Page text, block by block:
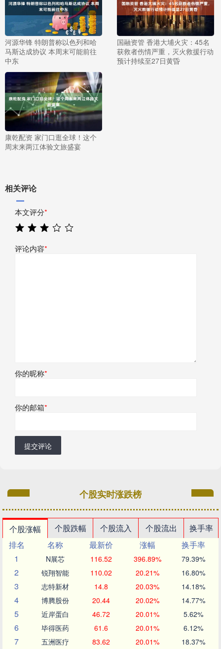
河源华锋 特朗普称以色列和哈
马斯达成协议 本周末可能前往
中东
国融资管 香港大埔火灾：45名
获救者伤情严重，灭火救援行动
预计持续至27日黄昏
康乾配资 家门口逛全球！这个
周末来两江体验文旅盛宴
相关评论
本文评分*
评论内容*
你的昵称*
你的邮箱*
提交评论
个股实时涨跌榜
个股涨幅 个股跌幅 个股流入 个股流出
换手率
排名
名称 最新价 涨幅
换手率
1
N展芯 116.52 396.89% 79.39%
2 锐翔智能 110.02 20.21% 16.80%
3 志特新材 14.8 20.03% 14.18%
4 博腾股份 20.44 20.02% 14.77%
5 近岸蛋白 46.72 20.01% 5.62%
6 毕得医药 61.6 20.01% 6.12%
7 五洲医疗 83.62 20.01% 18.37%